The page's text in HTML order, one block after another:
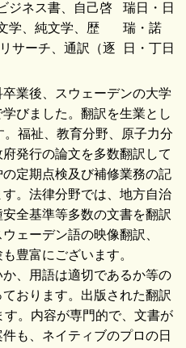
ジネス書、自己啓
学、純文学、歴
サーチ、通訳（逐
瑞日・日
瑞・諾
日・丁日
業後、スウェーデンの大学
びました。翻訳を生業とし
福祉、教育分野、原子力分
発行の論文を多数翻訳して
定期点検及び補修業務の記
。法律分野では、地方自治
全基準等多数の文書を翻訳
ェーデン語の映像翻訳、
豊富にございます。
、用語は適切であるか等の
おります。出版された翻訳
。内容が専門的で、文書が
も、ネイティブのプロの日